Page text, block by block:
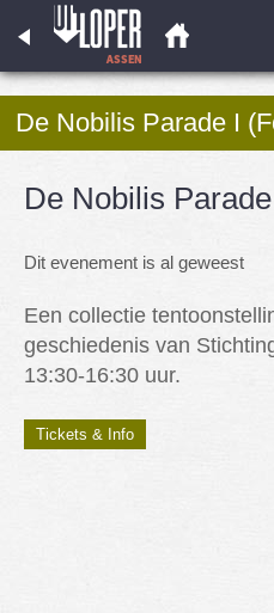
De Nobilis Parade I
De Nobilis
Dit evenement is al geweest
Een collectie
geschiedenis van
13:30-16:30 uur.
Tickets & Info